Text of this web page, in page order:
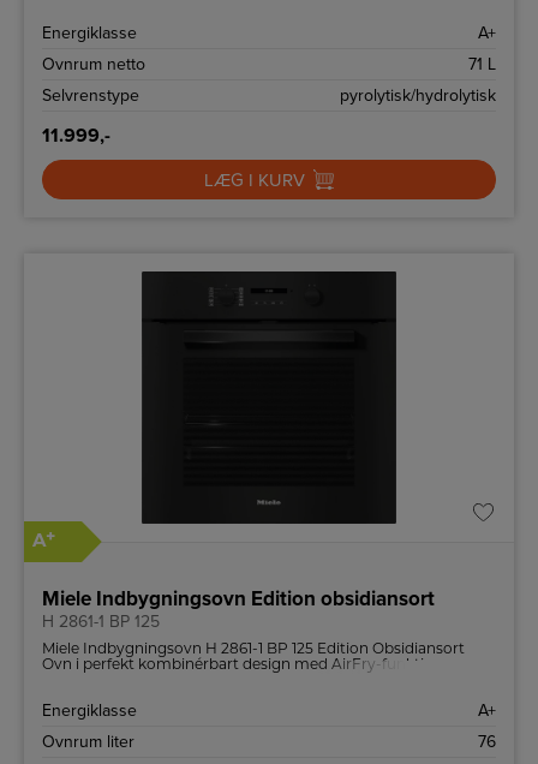
madlavningen nemmere og mere behagelig.
Energiklasse
A+
Ovnrum netto
71 L
Selvrenstype
pyrolytisk/hydrolytisk
11.999,-
LÆG I KURV
A+
Miele Indbygningsovn Edition obsidiansort
H 2861-1 BP 125
Miele Indbygningsovn H 2861-1 BP 125 Edition Obsidiansort
Ovn i perfekt kombinérbart design med AirFry-funktion og
Miele@home • Opnå nemt det perfekte resultat –
Energiklasse
A+
Ovnrum liter
76